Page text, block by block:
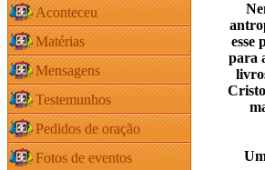
Aconteceu
Matérias
Mensagens
Testemunhos
Pedidos de oração
Fotos de eventos
esse
para